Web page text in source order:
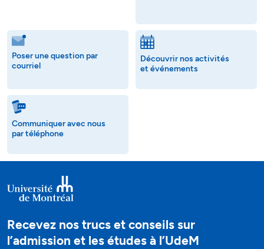
Poser une question par
courriel
Découvrir nos activités
et événements
Communiquer avec nous
par téléphone
Recevez nos trucs et conseils sur
l’admission et les études à l’UdeM